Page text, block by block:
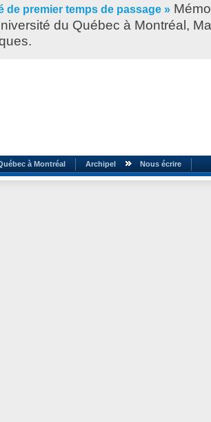
de premier temps de passage »
du Québec à Montréal,
à Montréal Archipel Nous écrire